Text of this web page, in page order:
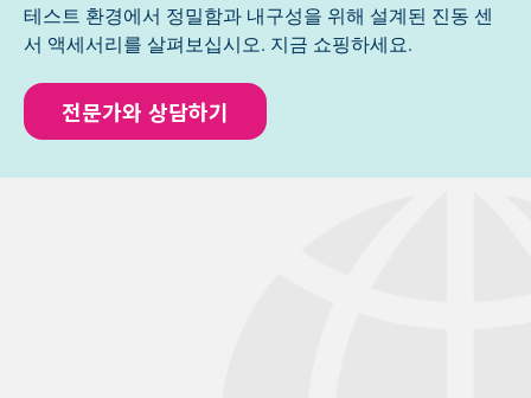
테스트 환경에서 정밀함과 내구성을 위해 설계된 진동 센
서 액세서리를 살펴보십시오. 지금 쇼핑하세요.
전문가와 상담하기